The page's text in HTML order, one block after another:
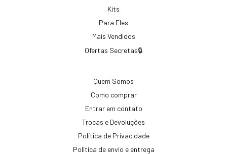
Kits
Para Eles
Mais Vendidos
Ofertas Secretas🔒
Quem Somos
Como comprar
Entrar em contato
Trocas e Devoluções
Política de Privacidade
Política de envio e entrega